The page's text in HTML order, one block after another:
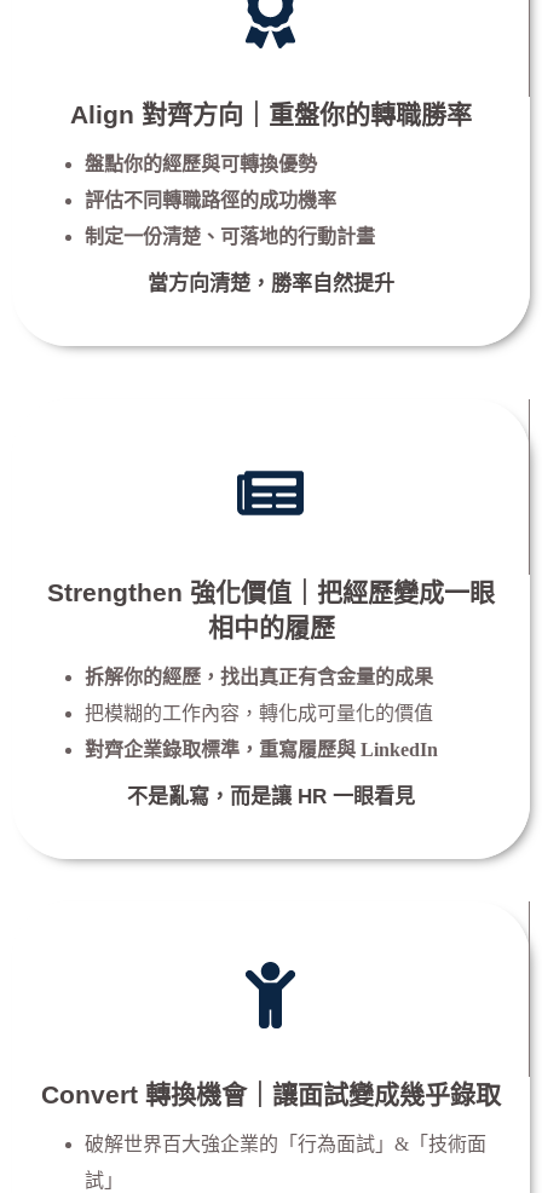
Align 對齊方向｜重盤你的轉職勝率
盤點你的經歷與可轉換優勢
評估不同轉職路徑的成功機率
制定一份清楚、可落地的行動計畫
當方向清楚，勝率自然提升
Strengthen 強化價值｜把經歷變成一眼
相中的履歷
拆解你的經歷，找出真正有含金量的成果
把模糊的工作內容，轉化成可量化的價值
對齊企業錄取標準，重寫履歷與 LinkedIn
不是亂寫，而是讓 HR 一眼看見
Convert 轉換機會｜讓面試變成幾乎錄取
破解世界百大強企業的「行為面試」&「技術面
試」